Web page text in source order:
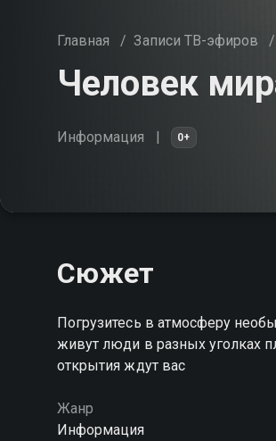
Главная / Записи ТВ-эфиров /
Человек
Информация 0+
Сюжет
Погрузитесь в атмосферу
живут люди в разных уголках
открытия ждут вас
Жанр
Информация